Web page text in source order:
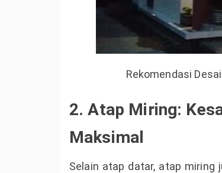
Rekomendasi
2. Atap Miring:
Maksimal
Selain atap datar, atap miring